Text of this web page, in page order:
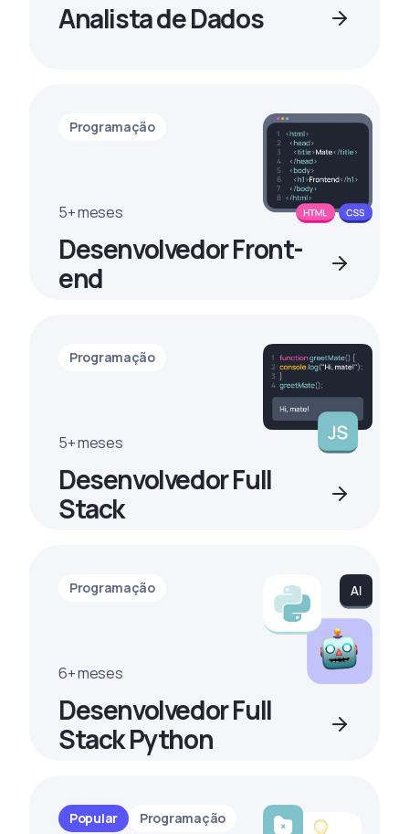
Analista de Dados
Programação
5+ meses
Desenvolvedor Front-
end
Programação
5+ meses
Desenvolvedor Full
Stack
Programação
6+ meses
Desenvolvedor Full
Stack Python
Popular Programação